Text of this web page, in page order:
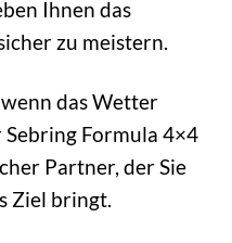
Ihnen das
zu meistern.
das Wetter
Formula 4×4
Partner, der Sie
Ziel bringt.